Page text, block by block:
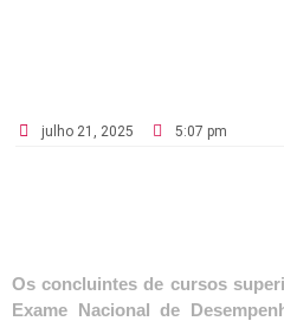
julho 21, 2025 5:07 pm
Os concluintes de cursos
Exame Nacional de